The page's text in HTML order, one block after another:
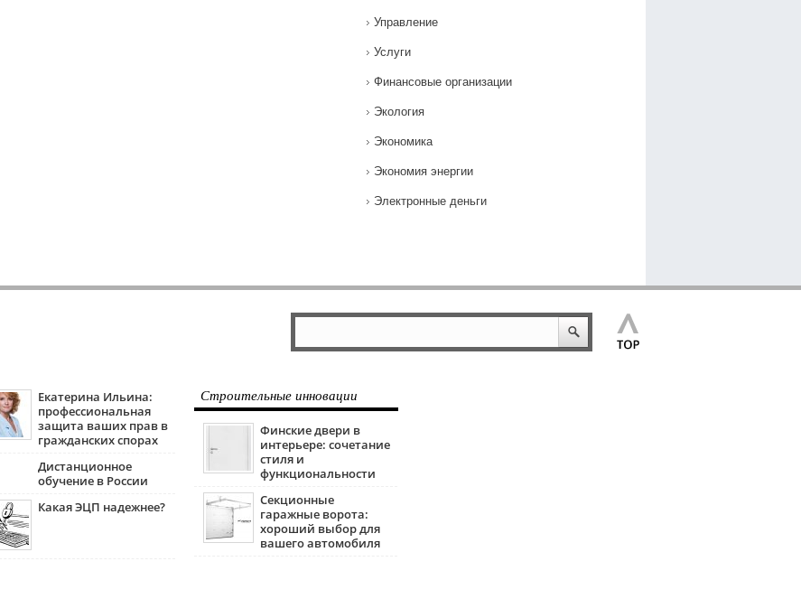
Управление
Услуги
Финансовые организации
Экология
Экономика
Экономия энергии
Электронные деньги
Екатерина Ильина:
профессиональная
защита ваших прав в
гражданских спорах
Дистанционное
обучение в России
Какая ЭЦП надежнее?
Строительные инновации
Финские двери в
интерьере: сочетание
стиля и
функциональности
Секционные
гаражные ворота:
хороший выбор для
вашего автомобиля